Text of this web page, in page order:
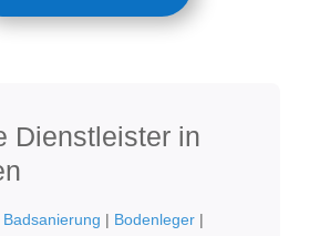
Dienstleister in
Badsanierung | Bodenleger|